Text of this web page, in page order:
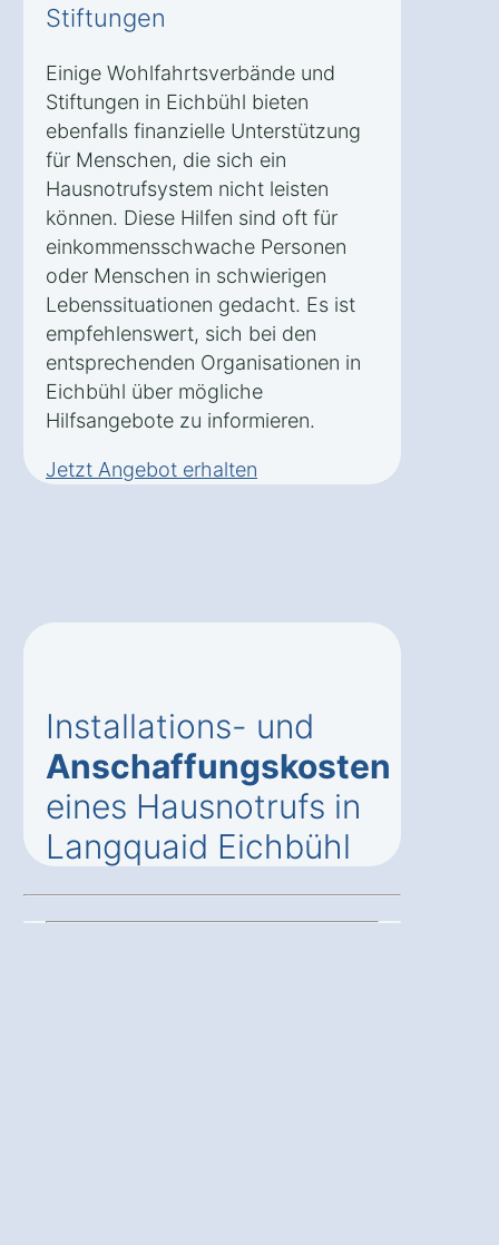
Stiftungen
Einige Wohlfahrtsverbände und
Stiftungen in Eichbühl bieten
ebenfalls finanzielle Unterstützung
für Menschen, die sich ein
Hausnotrufsystem nicht leisten
können. Diese Hilfen sind oft für
einkommensschwache Personen
oder Menschen in schwierigen
Lebenssituationen gedacht. Es ist
empfehlenswert, sich bei den
entsprechenden Organisationen in
Eichbühl über mögliche
Hilfsangebote zu informieren.
Jetzt Angebot erhalten
Installations- und
Anschaffungskosten
eines Hausnotrufs in
Langquaid Eichbühl